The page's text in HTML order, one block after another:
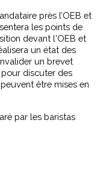
près l’OEB et
les points de
devant l'OEB et
un état des
un brevet
pour discuter des
être mises en
par les baristas